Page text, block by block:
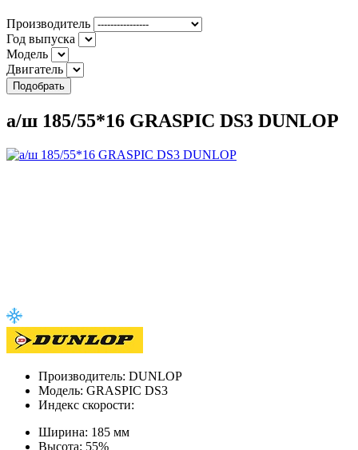
Производитель
Год выпуска
Модель
Двигатель
Подобрать
а/ш 185/55*16 GRASPIC DS3 DUNLOP
Производитель: DUNLOP
Модель: GRASPIC DS3
Индекс скорости:
Ширина: 185 мм
Высота: 55%